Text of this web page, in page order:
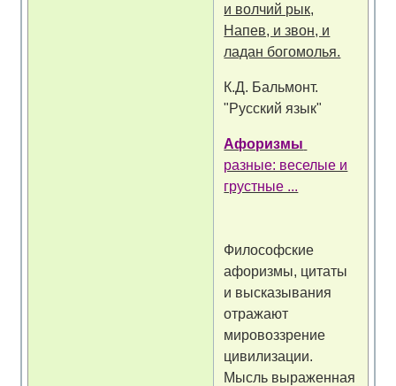
и волчий рык,
Напев, и звон, и
ладан богомолья.
К.Д. Бальмонт.
"Русский язык"
Афоризмы
разные: веселые и
грустные ...
Философские
афоризмы, цитаты
и высказывания
отражают
мировоззрение
цивилизации.
Мысль выраженная